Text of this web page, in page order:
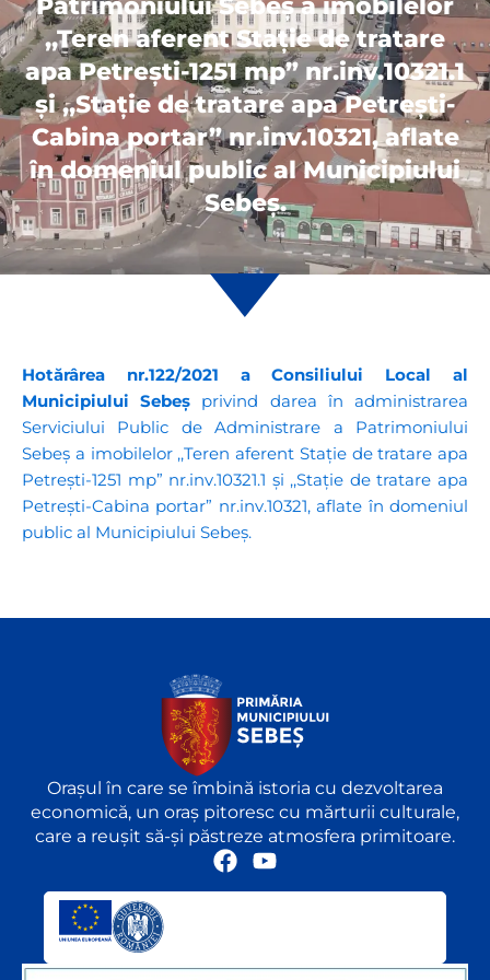
Patrimoniului Sebeș a imobilelor
,,Teren aferent Stație de tratare
apa Petrești-1251 mp” nr.inv.10321.1
și ,,Stație de tratare apa Petrești-
Cabina portar” nr.inv.10321, aflate
în domeniul public al Municipiului
Sebeș.
Hotărârea nr.122/2021 a Consiliului Local al
Municipiului Sebeș privind darea în administrarea
Serviciului Public de Administrare a Patrimoniului
Sebeș a imobilelor ,,Teren aferent Stație de tratare apa
Petrești-1251 mp” nr.inv.10321.1 și ,,Stație de tratare apa
Petrești-Cabina portar” nr.inv.10321, aflate în domeniul
public al Municipiului Sebeș.
Orașul în care se îmbină istoria cu dezvoltarea
economică, un oraș pitoresc cu mărturii culturale,
care a reușit să-și păstreze atmosfera primitoare.
F
a
Y
o